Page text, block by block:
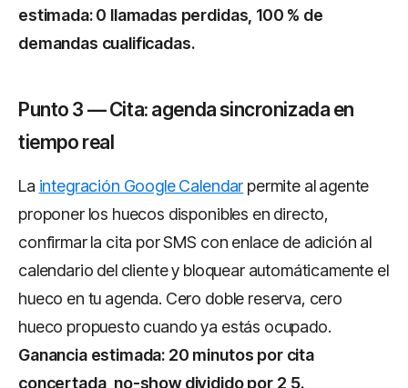
estimada: 0 llamadas perdidas, 100 % de
demandas cualificadas.
Punto 3 — Cita: agenda sincronizada en
tiempo real
La integración Google Calendar permite al agente
proponer los huecos disponibles en directo,
confirmar la cita por SMS con enlace de adición al
calendario del cliente y bloquear automáticamente el
hueco en tu agenda. Cero doble reserva, cero
hueco propuesto cuando ya estás ocupado.
Ganancia estimada: 20 minutos por cita
concertada, no-show dividido por 2,5.